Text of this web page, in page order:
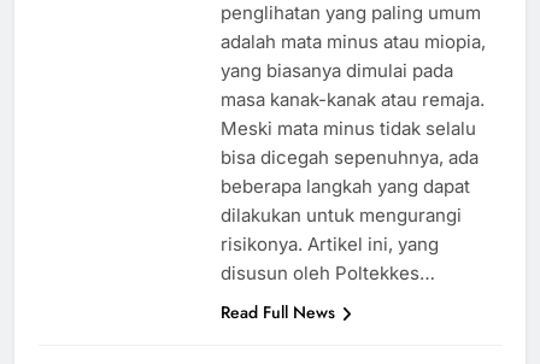
penglihatan yang paling umum
adalah mata minus atau miopia,
yang biasanya dimulai pada
masa kanak-kanak atau remaja.
Meski mata minus tidak selalu
bisa dicegah sepenuhnya, ada
beberapa langkah yang dapat
dilakukan untuk mengurangi
risikonya. Artikel ini, yang
disusun oleh Poltekkes…
Read Full News